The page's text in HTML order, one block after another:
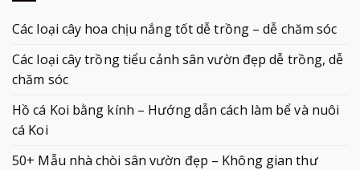
Các loại cây hoa chịu nắng tốt dễ trồng – dễ chăm sóc
Các loại cây trồng tiểu cảnh sân vườn đẹp dễ trồng, dễ
chăm sóc
Hồ cá Koi bằng kính – Hướng dẫn cách làm bể và nuôi
cá Koi
50+ Mẫu nhà chòi sân vườn đẹp – Không gian thư